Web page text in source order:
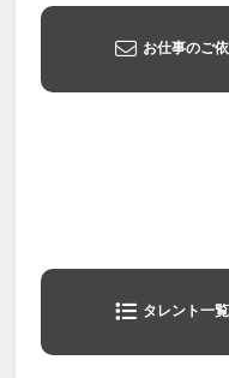
お仕事のご
タレント一